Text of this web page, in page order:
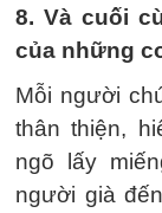
8. Và cuối
của những
Mỗi người
thân thiện,
ngõ lấy
người già